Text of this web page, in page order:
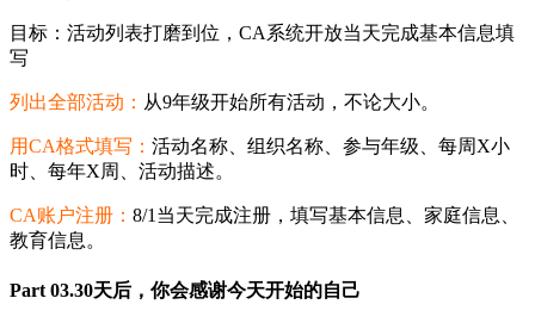
目标：活动列表打磨到位，CA系统开放当天完成基本信息填
写
列出全部活动： 从9年级开始所有活动，不论大小。
用CA格式填写： 活动名称、组织名称、参与年级、每周X小
时、每年X周、活动描述。
CA账户注册： 8/1当天完成注册，填写基本信息、家庭信息、
教育信息。
Part 03.30天后，你会感谢今天开始的自己